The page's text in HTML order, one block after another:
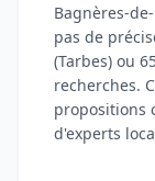
Bagnères-
pas de
(Tarbes) ou
recherches.
propositions
d'experts